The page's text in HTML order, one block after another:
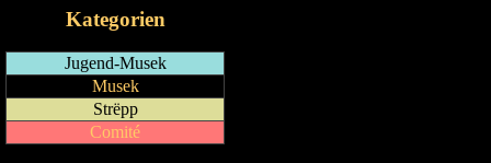
Kategorien
Jugend-Musek
Musek
Strëpp
Comité